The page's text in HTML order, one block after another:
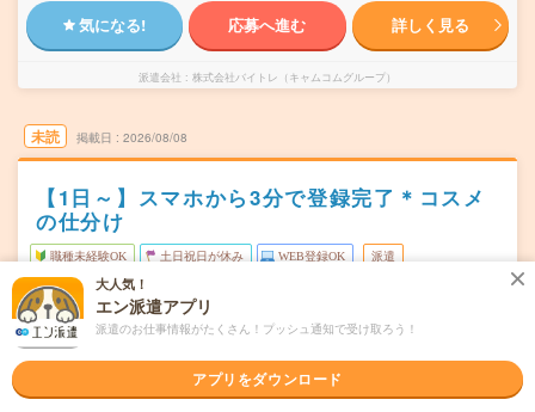
気になる! 応募へ進む 詳しく見る
派遣会社 株式会社バイトレ（キャムコムグループ）
未読 掲載日 2026/08/08
【1日～】スマホから3分で登録完了＊コスメ
の仕分け
職種未経験OK 土日祝日が休み WEB登録OK 派遣
勤務地
愛知県一宮市
尾張一宮駅からバイク・車---分／名鉄一宮駅からバイク・
車---分／木曽川駅からバイク・車---分／新木曽川駅からバ
イク・車---分／妙興寺駅からバイク・車---分
曜日頻度 月～金のうち、1日～OK！
大人気！
エン派遣アプリ
派遣のお仕事情報がたくさん！プッシュ通知で受け取ろう！
アプリをダウンロード